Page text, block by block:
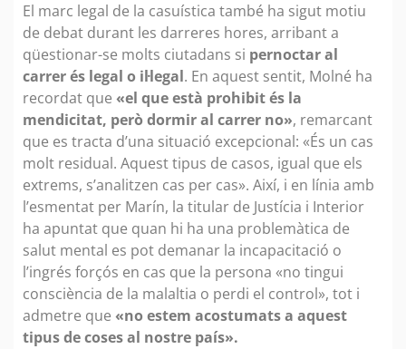
El marc legal de la casuística també ha sigut motiu
de debat durant les darreres hores, arribant a
qüestionar-se molts ciutadans si pernoctar al
carrer és legal o il·legal. En aquest sentit, Molné ha
recordat que «el que està prohibit és la
mendicitat, però dormir al carrer no», remarcant
que es tracta d’una situació excepcional: «És un cas
molt residual. Aquest tipus de casos, igual que els
extrems, s’analitzen cas per cas». Així, i en línia amb
l’esmentat per Marín, la titular de Justícia i Interior
ha apuntat que quan hi ha una problemàtica de
salut mental es pot demanar la incapacitació o
l’ingrés forçós en cas que la persona «no tingui
consciència de la malaltia o perdi el control», tot i
admetre que «no estem acostumats a aquest
tipus de coses al nostre país».